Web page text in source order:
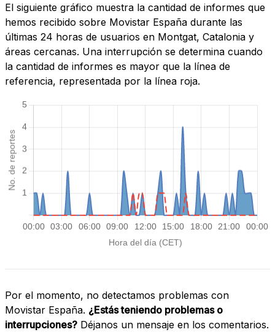
El siguiente gráfico muestra la cantidad de informes que
hemos recibido sobre Movistar España durante las
últimas 24 horas de usuarios en Montgat, Catalonia y
áreas cercanas. Una interrupción se determina cuando
la cantidad de informes es mayor que la línea de
referencia, representada por la línea roja.
Por el momento, no detectamos problemas con
Movistar España. ¿Estás teniendo problemas o
interrupciones? Déjanos un mensaje en los comentarios.